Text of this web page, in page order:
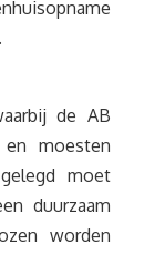
de AB
moesten
moet
duurzaam
worden